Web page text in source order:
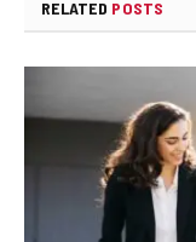
RELATED POSTS